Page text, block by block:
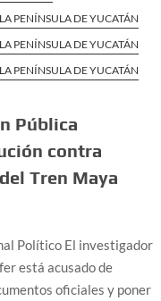
PENÍNSULA DE YUCATÁN
PENÍNSULA DE YUCATÁN
PENÍNSULA DE YUCATÁN
Pública
contra
Tren Maya
Político El investigador
está acusado de
oficiales y poner